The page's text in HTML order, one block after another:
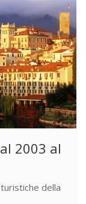
2003 al
della